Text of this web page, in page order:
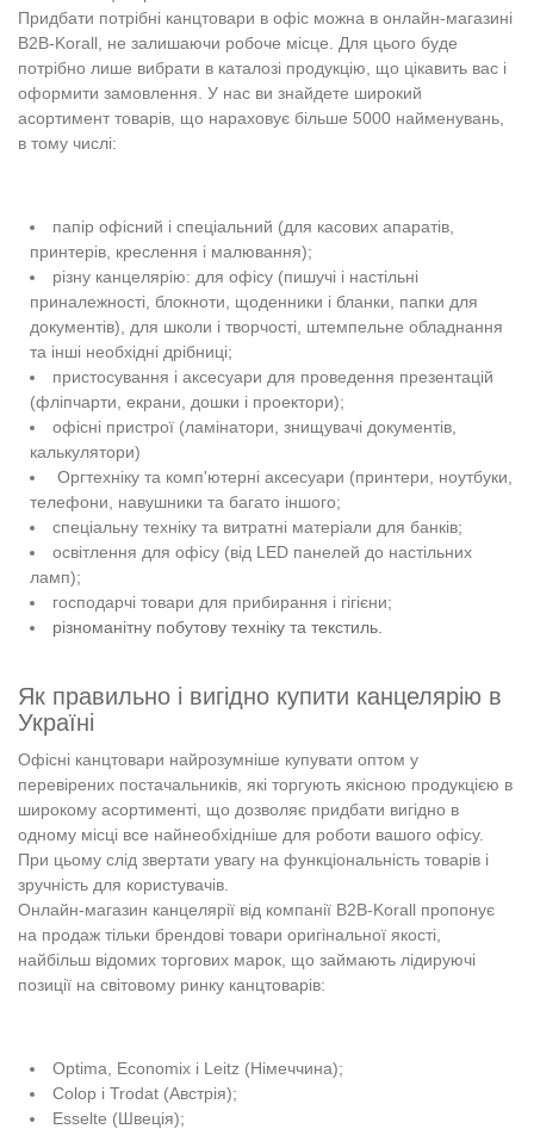
Придбати потрібні канцтовари в офіс можна в онлайн-магазині
B2B-Korall, не залишаючи робоче місце. Для цього буде
потрібно лише вибрати в каталозі продукцію, що цікавить вас і
оформити замовлення. У нас ви знайдете широкий
асортимент товарів, що нараховує більше 5000 найменувань,
в тому числі:
папір офісний і спеціальний (для касових апаратів,
принтерів, креслення і малювання);
різну канцелярію: для офісу (пишучі і настільні
приналежності, блокноти, щоденники і бланки, папки для
документів), для школи і творчості, штемпельне обладнання
та інші необхідні дрібниці;
пристосування і аксесуари для проведення презентацій
(фліпчарти, екрани, дошки і проектори);
офісні пристрої (ламінатори, знищувачі документів,
калькулятори)
Оргтехніку та комп'ютерні аксесуари (принтери, ноутбуки,
телефони, навушники та багато іншого;
спеціальну техніку та витратні матеріали для банків;
освітлення для офісу (від LED панелей до настільних
ламп);
господарчі товари для прибирання і гігієни;
різноманітну побутову техніку та текстиль.
Як правильно і вигідно купити канцелярію в
Україні
Офісні канцтовари найрозумніше купувати оптом у
перевірених постачальників, які торгують якісною продукцією в
широкому асортименті, що дозволяє придбати вигідно в
одному місці все найнеобхідніше для роботи вашого офісу.
При цьому слід звертати увагу на функціональність товарів і
зручність для користувачів.
Онлайн-магазин канцелярії від компанії B2B-Korall пропонує
на продаж тільки брендові товари оригінальної якості,
найбільш відомих торгових марок, що займають лідируючі
позиції на світовому ринку канцтоварів:
Optima, Economix і Leitz (Німеччина);
Colop і Trodat (Австрія);
Esselte (Швеція);